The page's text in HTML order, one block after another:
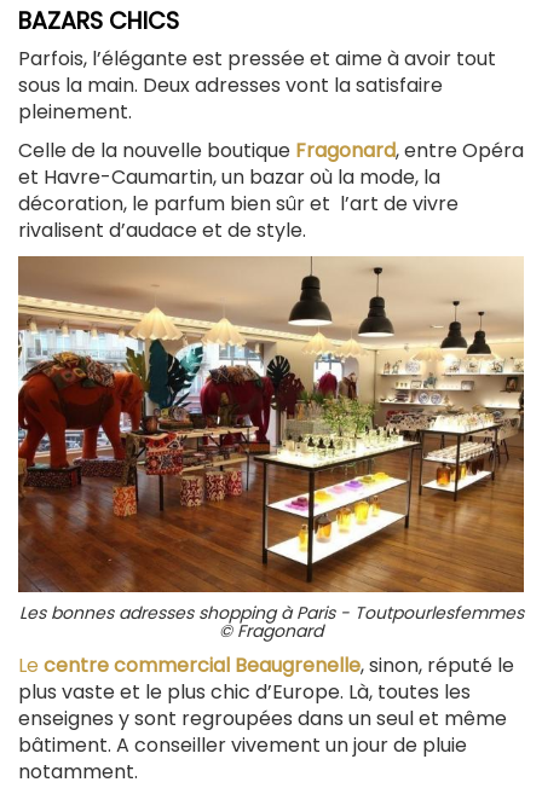
BAZARS CHICS
Parfois, l’élégante est pressée et aime à avoir tout
sous la main. Deux adresses vont la satisfaire
pleinement.
Celle de la nouvelle boutique Fragonard, entre Opéra
et Havre-Caumartin, un bazar où la mode, la
décoration, le parfum bien sûr et l’art de vivre
rivalisent d’audace et de style.
Les bonnes adresses shopping à Paris - Toutpourlesfemmes
© Fragonard
Le centre commercial Beaugrenelle, sinon, réputé le
plus vaste et le plus chic d’Europe. Là, toutes les
enseignes y sont regroupées dans un seul et même
bâtiment. A conseiller vivement un jour de pluie
notamment.